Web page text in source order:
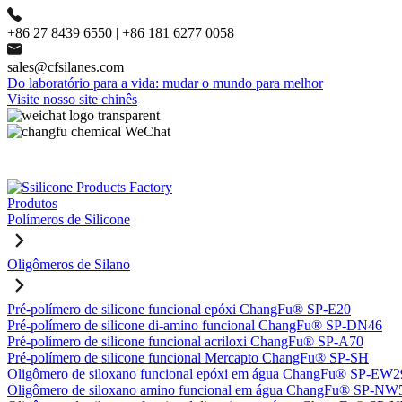
+86 27 8439 6550 | +86 181 6277 0058
sales@cfsilanes.com
Do laboratório para a vida: mudar o mundo para melhor
Visite nosso site chinês
Produtos
Polímeros de Silicone
Oligômeros de Silano
Pré-polímero de silicone funcional epóxi ChangFu® SP-E20
Pré-polímero de silicone di-amino funcional ChangFu® SP-DN46
Pré-polímero de silicone funcional acriloxi ChangFu® SP-A70
Pré-polímero de silicone funcional Mercapto ChangFu® SP-SH
Oligômero de siloxano funcional epóxi em água ChangFu® SP-
Oligômero de siloxano amino funcional em água ChangFu® SP-